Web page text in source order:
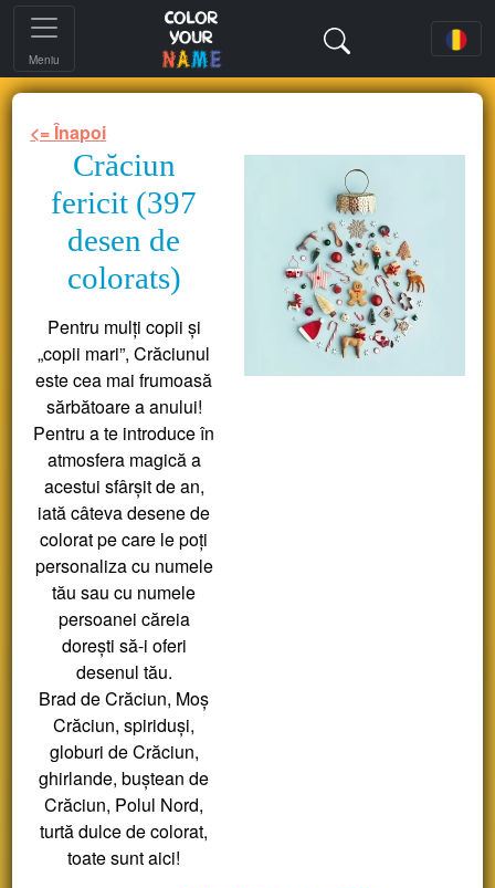
Meniu
<= Înapoi
Crăciun
fericit (397
desen de
colorats)
Pentru mulți copii și
„copii mari”, Crăciunul
este cea mai frumoasă
sărbătoare a anului!
Pentru a te introduce în
atmosfera magică a
acestui sfârșit de an,
iată câteva desene de
colorat pe care le poți
personaliza cu numele
tău sau cu numele
persoanei căreia
dorești să-i oferi
desenul tău.
Brad de Crăciun, Moș
Crăciun, spiriduși,
globuri de Crăciun,
ghirlande, buștean de
Crăciun, Polul Nord,
turtă dulce de colorat,
toate sunt aici!